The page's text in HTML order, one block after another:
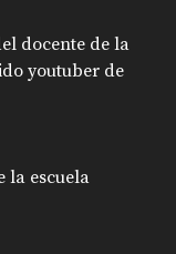
docente de la
youtuber de
la escuela